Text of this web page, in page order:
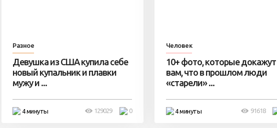
Разное
Девушка из США купила себе
новый купальник и плавки
мужу и ...
4 минуты 0
129029
Человек
10+ фото, которые докажут
вам, что в прошлом люди
«старели» ...
4 минуты 91618